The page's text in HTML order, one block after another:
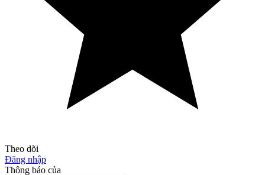
Theo dõi
Đăng nhập
Thông báo của